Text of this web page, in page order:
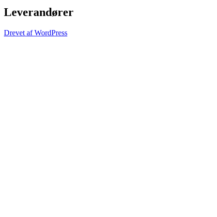
Leverandører
Drevet af WordPress